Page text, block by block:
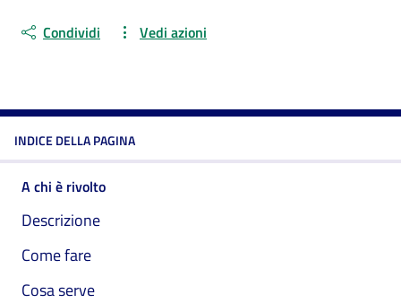
Condividi Vedi azioni
INDICE DELLA PAGINA
A chi è rivolto
Descrizione
Come fare
Cosa serve